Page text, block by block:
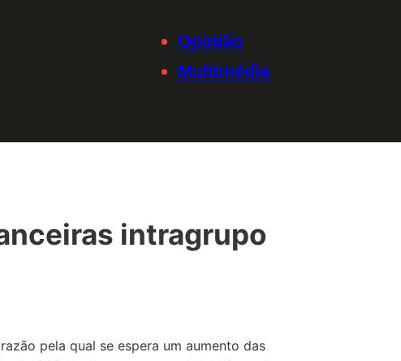
Opinião
Multimédia
intragrupo
pela qual se espera um aumento das